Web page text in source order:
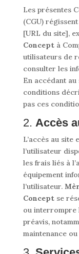
Les présentes
(CGU)
[URL du site],
Conceptà
utilisateurs de
consulter les
En accédant
conditions
pas ces
2. Accès
L’accès au
l’utilisateur
les frais liés à
équipement
l’utilisateur.
Conceptse
ou interrompre
préavis,
maintenance